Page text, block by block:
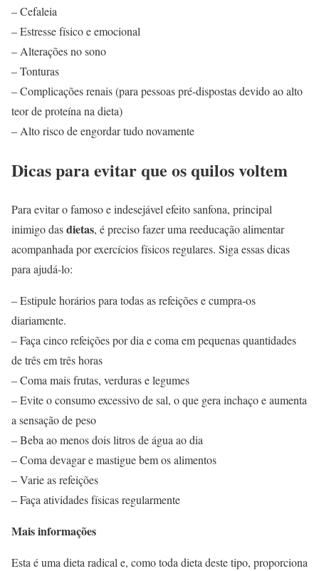
– Cefaleia
– Estresse físico e emocional
– Alterações no sono
– Tonturas
– Complicações renais (para pessoas pré-dispostas devido ao alto
teor de proteína na dieta)
– Alto risco de engordar tudo novamente
Dicas para evitar que os quilos voltem
Para evitar o famoso e indesejável efeito sanfona, principal
inimigo dasdietas, é preciso fazer uma reeducação alimentar
acompanhada por exercícios físicos regulares. Siga essas dicas
para ajudá-lo:
– Estipule horários para todas as refeições e cumpra-os
diariamente.
– Faça cinco refeições por dia e coma em pequenas quantidades
de três em três horas
– Coma mais frutas, verduras e legumes
– Evite o consumo excessivo de sal, o que gera inchaço e aumenta
a sensação de peso
– Beba ao menos dois litros de água ao dia
– Coma devagar e mastigue bem os alimentos
– Varie as refeições
– Faça atividades físicas regularmente
Mais informações
Esta é uma dieta radical e, como toda dieta deste tipo, proporciona